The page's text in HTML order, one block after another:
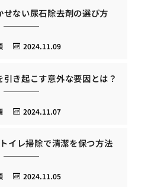
せない尿石除去剤の選び方
2024.11.09
引き起こす意外な要因とは？
2024.11.07
イレ掃除で清潔を保つ方法
2024.11.05